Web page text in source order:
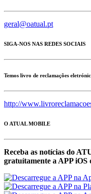
geral@oatual.pt
SIGA-NOS NAS REDES SOCIAIS
Temos livro de reclamações
http://
O ATUAL MOBILE
Receba as notícias do
gratuítamente a APP